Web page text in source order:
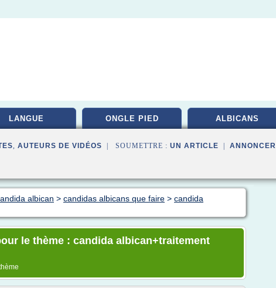
LANGUE ONGLE PIED ALBICANS
, AUTEURS DE VIDÉOS | SOUMETTRE : UN ARTICLE ANNONCER
albican > candidas albicans que faire > candida
le thème : candida albican+traitement